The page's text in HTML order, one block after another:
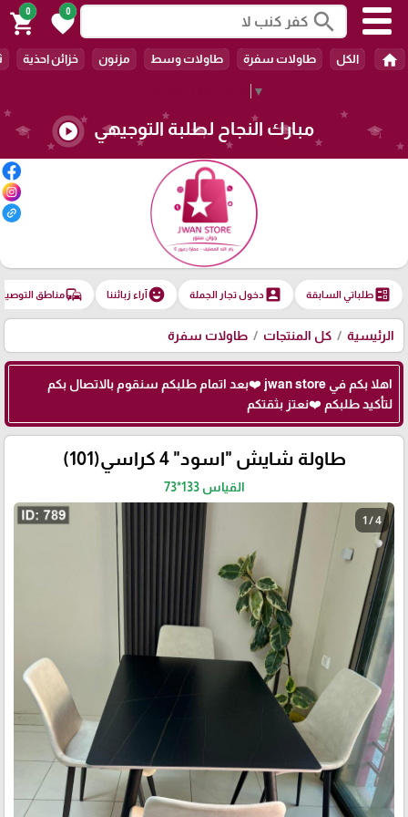
▼
search
0
favorite
0
shopping_cart
home الكل طاولات سفرة طاولات وسط مزنون خزائن احذية
مبارك النجاح لطلبة التوجيهي play_circle
ballotطلباتي السابقة account_boxدخول تجار الجملة emoji_emotionsآراء زبائننا commuteمناطق
الرئيسية كل المنتجات طاولات سفرة
اهلا بكم في jwan store ❤️بعد اتمام طلبكم سنقوم بالاتصال بكم
لتأكيد طلبكم ❤️نعتز بثقتكم
طاولة شايش "اسود" 4 كراسي(101)
القياس 133*73
1 / 4